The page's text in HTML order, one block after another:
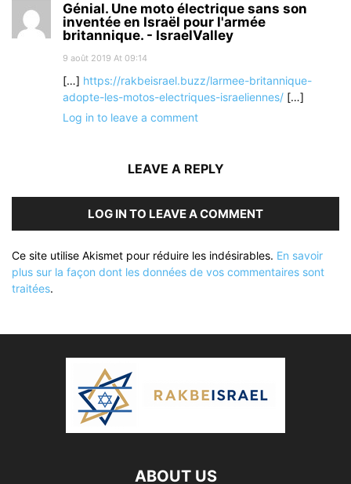
Génial. Une moto électrique sans son
inventée en Israël pour l'armée
britannique. - IsraelValley
9 août 2019 At 09:14
[…] https://rakbeisrael.buzz/larmee-britannique-
adopte-les-motos-electriques-israeliennes/ […]
Log in to leave a comment
LEAVE A REPLY
LOG IN TO LEAVE A COMMENT
Ce site utilise Akismet pour réduire les indésirables. En savoir
plus sur la façon dont les données de vos commentaires sont
traitées.
ABOUT US